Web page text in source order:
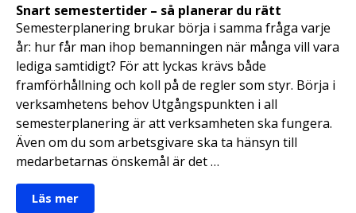
Snart semestertider – så planerar du rätt
Semesterplanering brukar börja i samma fråga varje
år: hur får man ihop bemanningen när många vill vara
lediga samtidigt? För att lyckas krävs både
framförhållning och koll på de regler som styr. Börja i
verksamhetens behov Utgångspunkten i all
semesterplanering är att verksamheten ska fungera.
Även om du som arbetsgivare ska ta hänsyn till
medarbetarnas önskemål är det …
Läs mer